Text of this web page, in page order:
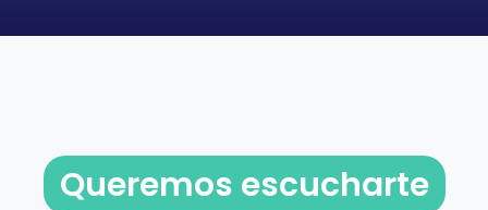
Queremos escucharte